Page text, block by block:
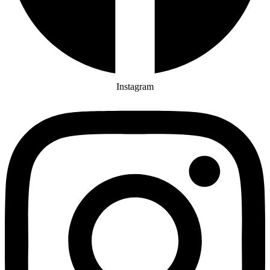
Štvrtok Pánovej večere
sv. omša, lamentácie
ukončenie duchovných aktivít
obrady utrpenia a smrti Pána, poklona pred
Sviatosťou Oltárnou pri Božom hrobe
19.45
lamentácie, ukončenie duchovných aktivít
Svätá sobota
8.00
modlitba ranných chvál s posvätným čítaním
8.30 – 18.15
poklona pred Sviatosťou Oltárnou pri Božom
veľkonočné obrady, sv. omša, procesia so
Sviatosťou Oltárnou na oslavu vzkrieseného Krista a eucharistické
Instagram